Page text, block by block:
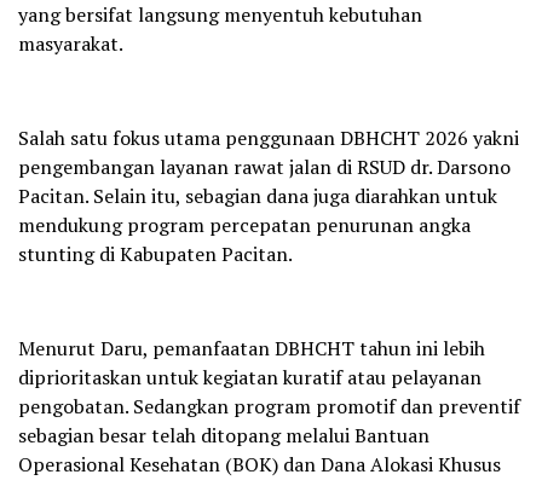
yang bersifat langsung menyentuh kebutuhan
masyarakat.
Salah satu fokus utama penggunaan DBHCHT 2026 yakni
pengembangan layanan rawat jalan di RSUD dr. Darsono
Pacitan. Selain itu, sebagian dana juga diarahkan untuk
mendukung program percepatan penurunan angka
stunting di Kabupaten Pacitan.
Menurut Daru, pemanfaatan DBHCHT tahun ini lebih
diprioritaskan untuk kegiatan kuratif atau pelayanan
pengobatan. Sedangkan program promotif dan preventif
sebagian besar telah ditopang melalui Bantuan
Operasional Kesehatan (BOK) dan Dana Alokasi Khusus